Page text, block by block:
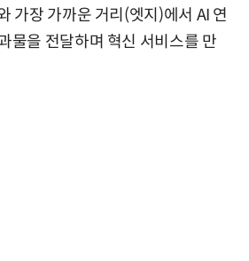
가장 가까운 거리(엣지)에서 AI 연
물을 전달하며 혁신 서비스를 만